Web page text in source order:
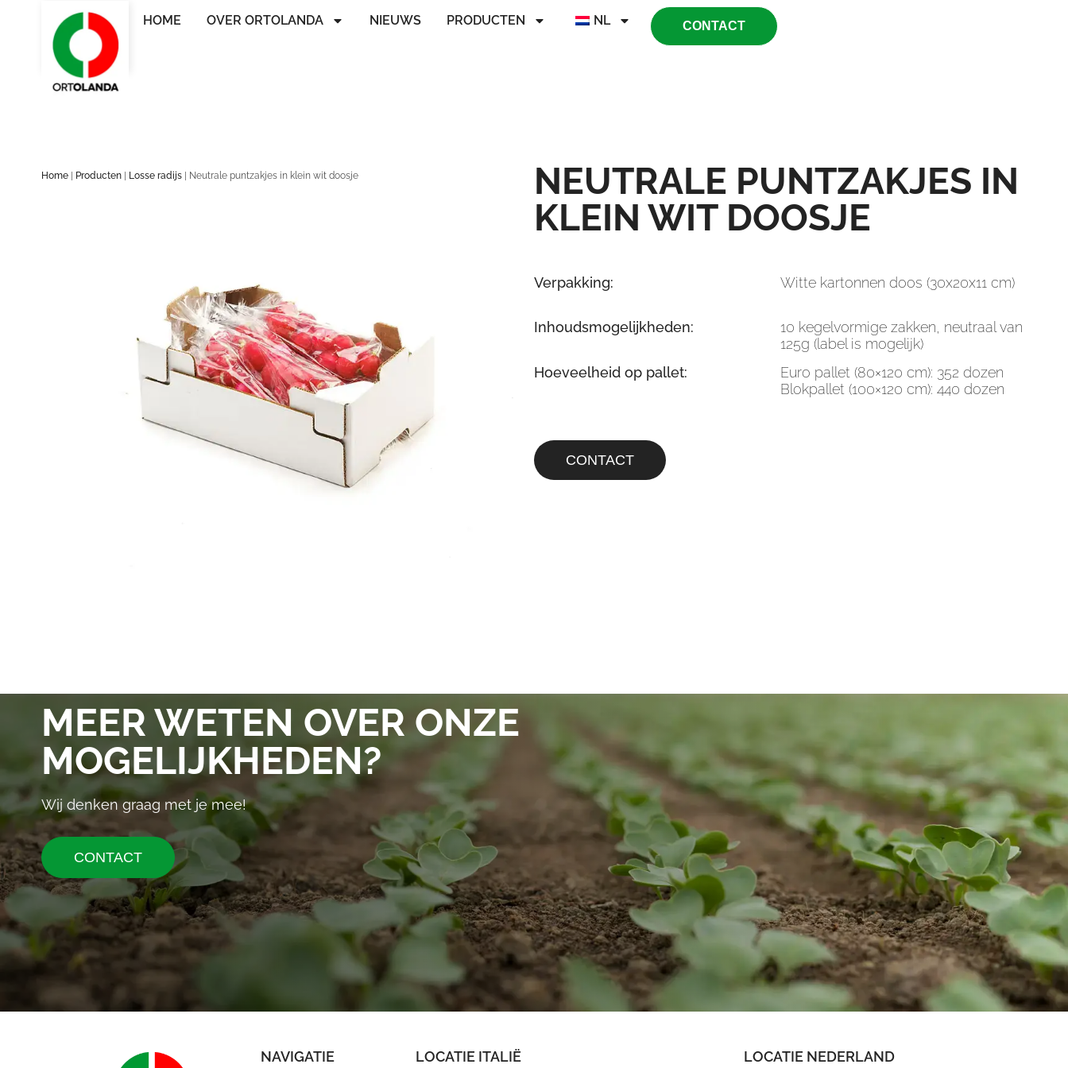
HOME OVER ORTOLANDA NIEUWS PRODUCTEN NL CONTACT
Home | Producten | Losse radijs | Neutrale puntzakjes in klein wit doosje
NEUTRALE PUNTZAKJES IN
KLEIN WIT DOOSJE
Verpakking: Witte kartonnen doos (30x20x11 cm)
Inhoudsmogelijkheden:
10 kegelvormige zakken, neutraal van
125g (label is mogelijk)
Hoeveelheid op pallet:
Euro pallet (80×120 cm): 352 dozen
Blokpallet (100×120 cm): 440 dozen
CONTACT
MEER WETEN OVER ONZE
MOGELIJKHEDEN?
Wij denken graag met je mee!
CONTACT
NAVIGATIE LOCATIE ITALIË LOCATIE NEDERLAND